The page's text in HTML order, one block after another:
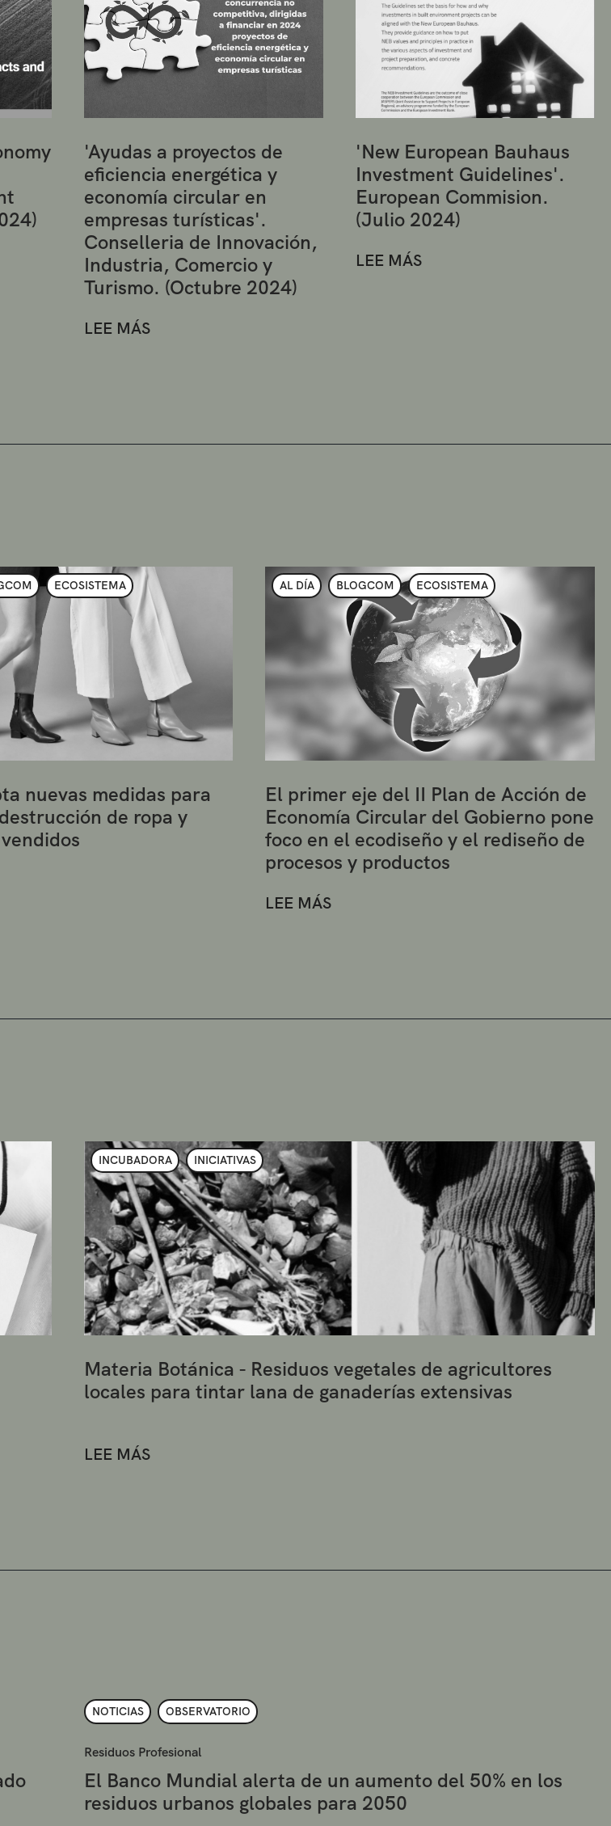
'Ayudas a proyectos de
eficiencia energética y
economía circular en
empresas turísticas'.
Conselleria de Innovación,
Industria, Comercio y
Turismo. (Octubre 2024)
LEE MÁS
'New European Bauhaus
Investment Guidelines'.
European Commision.
(Julio 2024)
LEE MÁS
ECOSISTEMA
nuevas medidas para
de ropa y
AL DÍA BLOGCOM ECOSISTEMA
El primer eje del II Plan de Acción de
Economía Circular del Gobierno pone
foco en el ecodiseño y el rediseño de
procesos y productos
LEE MÁS
INCUBADORA INICIATIVAS
Materia Botánica - Residuos vegetales de agricultores
locales para tintar lana de ganaderías extensivas
LEE MÁS
NOTICIAS OBSERVATORIO
Residuos Profesional
El Banco Mundial alerta de un aumento del 50% en los
residuos urbanos globales para 2050